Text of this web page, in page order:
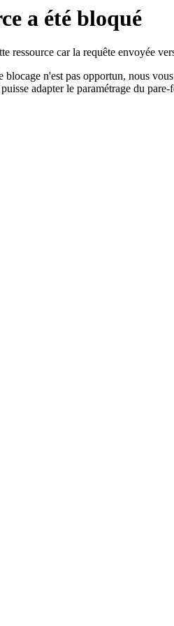
a été bloqué
car la requête envoyée
n'est pas opportun, nous
adapter le paramétrage du pare-